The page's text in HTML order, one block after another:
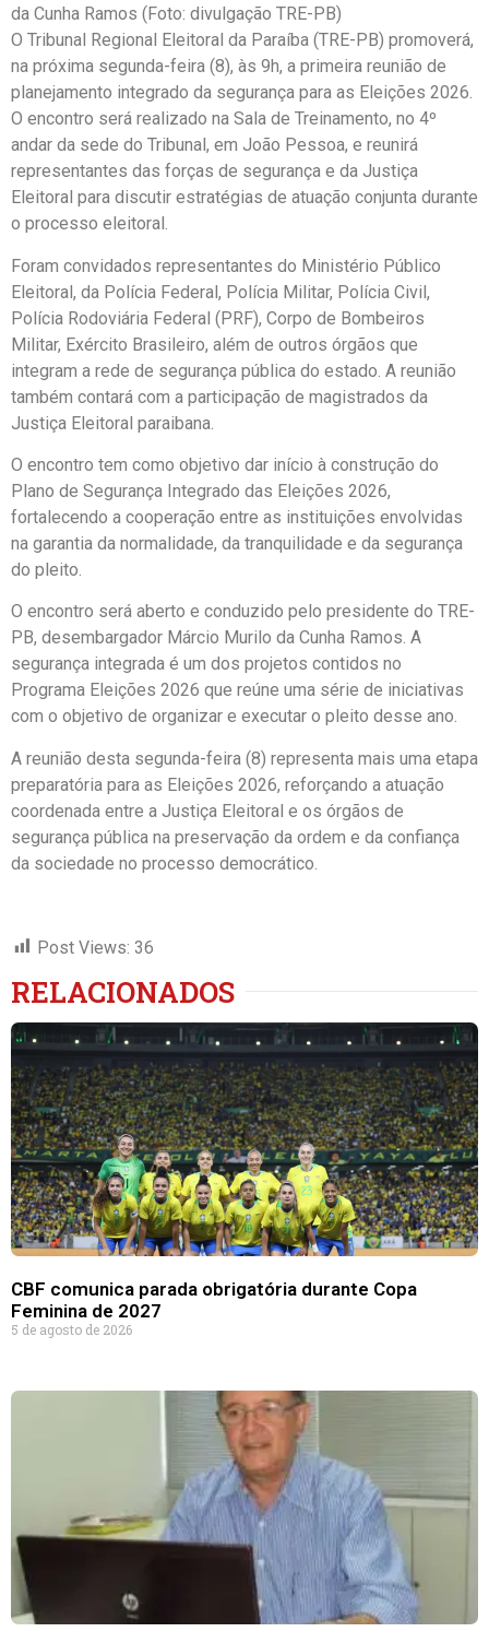
da Cunha Ramos (Foto: divulgação TRE-PB)
O Tribunal Regional Eleitoral da Paraíba (TRE-PB) promoverá,
na próxima segunda-feira (8), às 9h, a primeira reunião de
planejamento integrado da segurança para as Eleições 2026.
O encontro será realizado na Sala de Treinamento, no 4º
andar da sede do Tribunal, em João Pessoa, e reunirá
representantes das forças de segurança e da Justiça
Eleitoral para discutir estratégias de atuação conjunta durante
o processo eleitoral.
Foram convidados representantes do Ministério Público
Eleitoral, da Polícia Federal, Polícia Militar, Polícia Civil,
Polícia Rodoviária Federal (PRF), Corpo de Bombeiros
Militar, Exército Brasileiro, além de outros órgãos que
integram a rede de segurança pública do estado. A reunião
também contará com a participação de magistrados da
Justiça Eleitoral paraibana.
O encontro tem como objetivo dar início à construção do
Plano de Segurança Integrado das Eleições 2026,
fortalecendo a cooperação entre as instituições envolvidas
na garantia da normalidade, da tranquilidade e da segurança
do pleito.
O encontro será aberto e conduzido pelo presidente do TRE-
PB, desembargador Márcio Murilo da Cunha Ramos. A
segurança integrada é um dos projetos contidos no
Programa Eleições 2026 que reúne uma série de iniciativas
com o objetivo de organizar e executar o pleito desse ano.
A reunião desta segunda-feira (8) representa mais uma etapa
preparatória para as Eleições 2026, reforçando a atuação
coordenada entre a Justiça Eleitoral e os órgãos de
segurança pública na preservação da ordem e da confiança
da sociedade no processo democrático.
Post Views: 36
RELACIONADOS
CBF comunica parada obrigatória durante Copa
Feminina de 2027
5 de agosto de 2026